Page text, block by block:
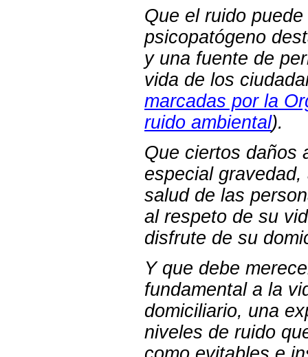
Que el ruido
psicopatógeno
y una fuente de
vida de los
marcadas por la
ruido ambiental).
Que ciertos daños
especial
salud de las
al respeto de su
disfrute de su
Y que debe
fundamental a la
domiciliario, una
niveles de ruido